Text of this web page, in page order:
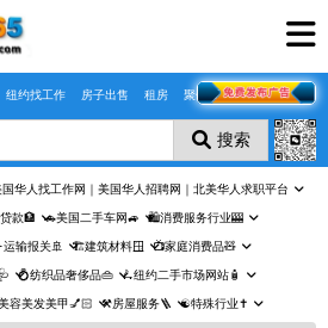
纽约找工作 房子出售 租房 聚合页
搜索
华人找工作网｜美国华人招聘网｜北美华人求职平台
款🏦 🚗美国二手车网🚙 🛍️消费服务行业🎰
输报关🚢 🏗️建筑材料🪟 📺家庭消费品🧸
💍纺织品奢侈品👜 🛴纽约二手市场网站🧴
容美发美甲💅🏻 ⚒️房屋服务🪜 ☯️特殊行业✝️